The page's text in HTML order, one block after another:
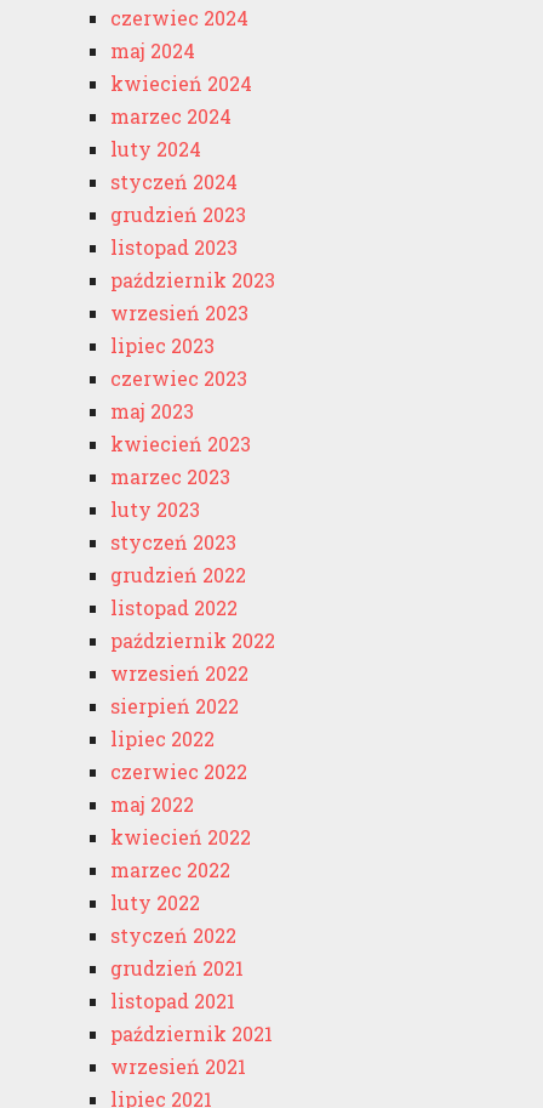
czerwiec 2024
maj 2024
kwiecień 2024
marzec 2024
luty 2024
styczeń 2024
grudzień 2023
listopad 2023
październik 2023
wrzesień 2023
lipiec 2023
czerwiec 2023
maj 2023
kwiecień 2023
marzec 2023
luty 2023
styczeń 2023
grudzień 2022
listopad 2022
październik 2022
wrzesień 2022
sierpień 2022
lipiec 2022
czerwiec 2022
maj 2022
kwiecień 2022
marzec 2022
luty 2022
styczeń 2022
grudzień 2021
listopad 2021
październik 2021
wrzesień 2021
lipiec 2021